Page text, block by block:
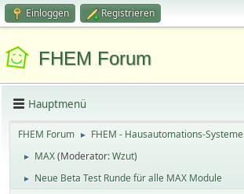
Einloggen Registrieren
FHEM Forum
Hauptmenü
FHEM Forum ► FHEM - Hausautomations-Systeme
► MAX(Moderator:Wzut)
► Neue Beta Test Runde für alle MAX Module